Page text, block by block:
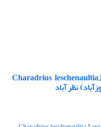
گزارش زادآوری سلیم شنی بزرگ (Charadrius leschenaultia,